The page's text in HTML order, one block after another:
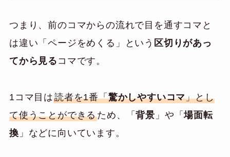
つまり、前のコマからの流れで目を通すコマと
は違い「ページをめくる」という 区切りがあっ
てから見る コマです。
1コマ目は読者を1番「驚かしやすいコマ」とし
て使うことができるため、「背景 」や「場面転
換 」などに向いています。